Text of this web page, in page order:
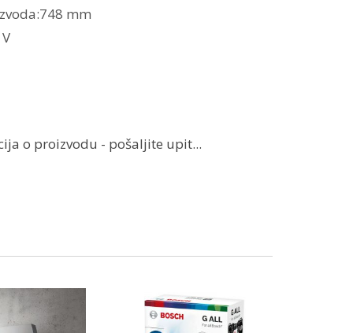
mm
o proizvodu - pošaljite upit...